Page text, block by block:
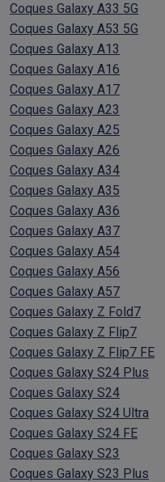
Coques Galaxy A33 5G
Coques Galaxy A53 5G
Coques Galaxy A13
Coques Galaxy A16
Coques Galaxy A17
Coques Galaxy A23
Coques Galaxy A25
Coques Galaxy A26
Coques Galaxy A34
Coques Galaxy A35
Coques Galaxy A36
Coques Galaxy A37
Coques Galaxy A54
Coques Galaxy A56
Coques Galaxy A57
Coques Galaxy Z Fold7
Coques Galaxy Z Flip7
Coques Galaxy Z Flip7 FE
Coques Galaxy S24 Plus
Coques Galaxy S24
Coques Galaxy S24 Ultra
Coques Galaxy S24 FE
Coques Galaxy S23
Coques Galaxy S23 Plus